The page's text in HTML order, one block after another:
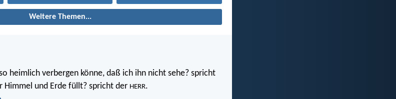
Weitere Themen...
heimlich verbergen könne, daß ich ihn nicht sehe? spricht
Himmel und Erde füllt? spricht der HERR.